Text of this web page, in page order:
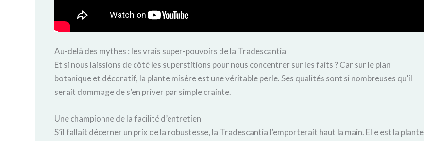
Au-delà des mythes : les vrais super-pouvoirs de la Tradescantia
Et si nous laissions de côté les superstitions pour nous concentrer sur les faits ? Car sur le plan
botanique et décoratif, la plante misère est une véritable perle. Ses qualités sont si nombreuses qu’il
serait dommage de s’en priver par simple crainte.
Une championne de la facilité d’entretien
S’il fallait décerner un prix de la robustesse, la Tradescantia l’emporterait haut la main. Elle est la plante